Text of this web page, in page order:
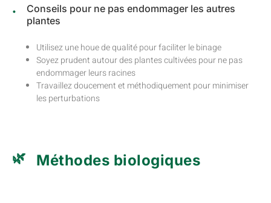
Conseils pour ne pas endommager les autres
plantes
Utilisez une houe de qualité pour faciliter le binage
Soyez prudent autour des plantes cultivées pour ne pas
endommager leurs racines
Travaillez doucement et méthodiquement pour minimiser
les perturbations
Méthodes biologiques